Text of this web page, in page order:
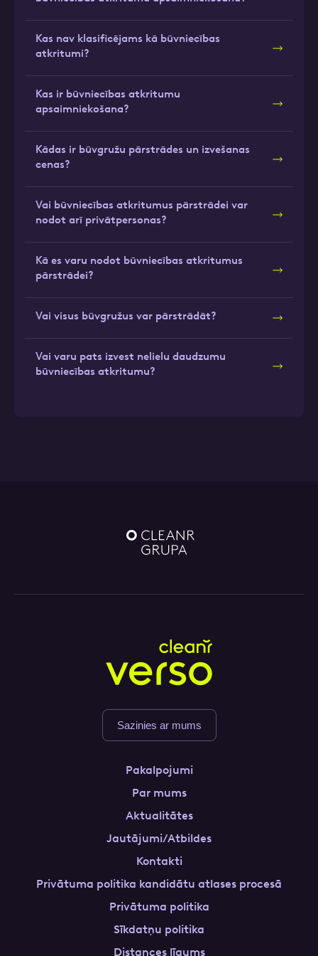
Kas nav klasificējams kā būvniecības
atkritumi?
Kas ir būvniecības atkritumu
apsaimniekošana?
Kādas ir būvgružu pārstrādes un izvešanas
cenas?
Vai būvniecības atkritumus pārstrādei var
nodot arī privātpersonas?
Kā es varu nodot būvniecības atkritumus
pārstrādei?
Vai visus būvgružus var pārstrādāt?
Vai varu pats izvest nelielu daudzumu
būvniecības atkritumu?
Sazinies ar mums
Pakalpojumi
Par mums
Aktualitātes
Jautājumi/Atbildes
Kontakti
Privātuma politika kandidātu atlases procesā
Privātuma politika
Sīkdatņu politika
Distances līgums